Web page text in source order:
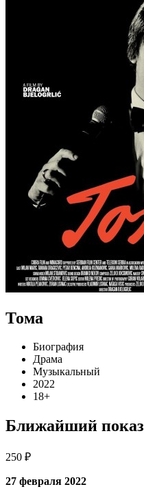
Тома
Биография
Драма
Музыкальный
2022
18+
Ближайший показ
250 ₽
27 февраля 2022